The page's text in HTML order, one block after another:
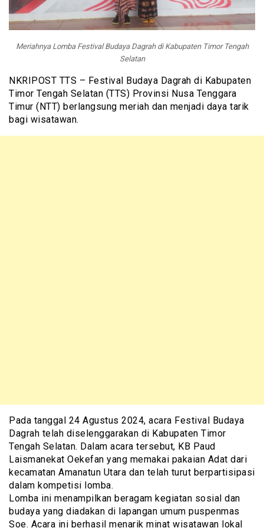
Meriahnya Lomba Festival Budaya Dagrah di Kabupaten Timor Tengah
Selatan
NKRIPOST TTS – Festival Budaya Dagrah di Kabupaten
Timor Tengah Selatan (TTS) Provinsi Nusa Tenggara
Timur (NTT) berlangsung meriah dan menjadi daya tarik
bagi wisatawan.
Pada tanggal 24 Agustus 2024, acara Festival Budaya
Dagrah telah diselenggarakan di Kabupaten Timor
Tengah Selatan. Dalam acara tersebut, KB Paud
Laismanekat Oekefan yang memakai pakaian Adat dari
kecamatan Amanatun Utara dan telah turut berpartisipasi
dalam kompetisi lomba.
Lomba ini menampilkan beragam kegiatan sosial dan
budaya yang diadakan di lapangan umum puspenmas
Soe. Acara ini berhasil menarik minat wisatawan lokal